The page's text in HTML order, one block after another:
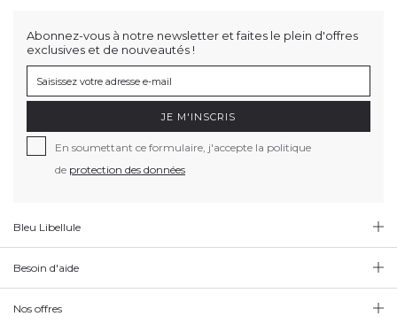
Abonnez-vous à notre newsletter et faites le plein d'offres
exclusives et de nouveautés !
JE M'INSCRIS
En soumettant ce formulaire, j'accepte la politique
de protection des données
Bleu Libellule
Besoin d'aide
Nos offres